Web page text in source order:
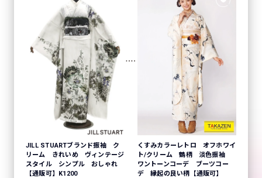
JILL STUARTブランド振袖 ク
リーム きれいめ ヴィンテージ
スタイル シンプル おしゃれ
【通販可】K1200
くすみカラーレトロ オフホワイ
ト/クリーム 鶴柄 淡色振袖
ワントーンコーデ ブーツコー
デ 縁起の良い柄【通販可】